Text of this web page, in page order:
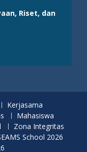
Riset, dan
Kerjasama
Mahasiswa
Zona Integritas
School 2026